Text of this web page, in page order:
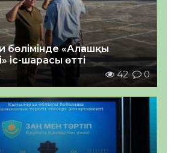
бөлімінде «Алғашқы
іс-шарасы өтті
42 0